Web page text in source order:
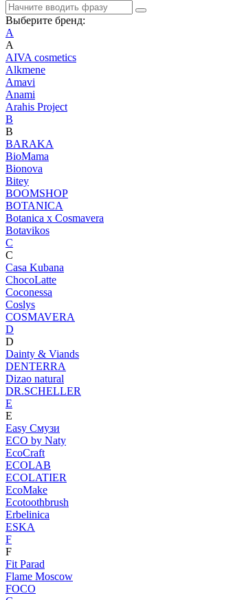
Выберите бренд:
A
A
AIVA cosmetics
Alkmene
Amavi
Anami
Arahis Project
B
B
BARAKA
BioMama
Bionova
Bitey
BOOMSHOP
BOTANICA
Botanica х Cosmavera
Botavikos
C
C
Casa Kubana
ChocoLatte
Coconessa
Coslys
COSMAVERA
D
D
Dainty & Viands
DENTERRA
Dizao natural
DR.SCHELLER
E
E
Easy Смузи
ECO by Naty
EcoCraft
ECOLAB
ECOLATIER
EcoMake
Ecotoothbrush
Erbelinica
ESKA
F
F
Fit Parad
Flame Moscow
FOCO